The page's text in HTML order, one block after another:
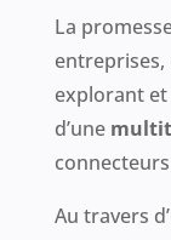
La
entreprises,
explorant et
d’une
Au travers